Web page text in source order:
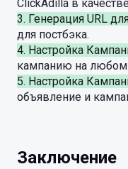
ClickAdilla в
3. Генерация URL
для постбэка.
4. Настройка
кампанию на
5. Настройка
объявление и
Заключение